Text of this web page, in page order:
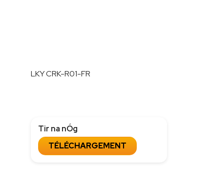
LKY CRK-R01-FR
Tir na nÓg
TÉLÉCHARGEMENT